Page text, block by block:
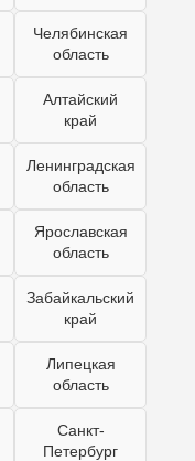
Челябинская
область
Алтайский
край
Ленинградская
область
Ярославская
область
Забайкальский
край
Липецкая
область
Санкт-
Петербург